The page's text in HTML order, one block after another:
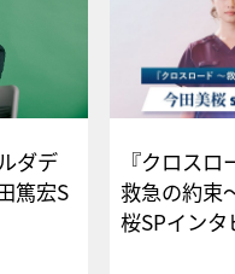
ダデ
篤宏S
ー
『クロス
救急の約束
桜SPイ